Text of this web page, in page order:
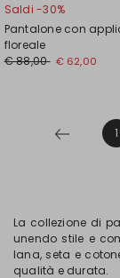
Saldi -30%
Pantalone con
floreale
€ 88,00 € 62,00
1
La collezione di
unendo stile e
lana, seta e
qualità e durata.